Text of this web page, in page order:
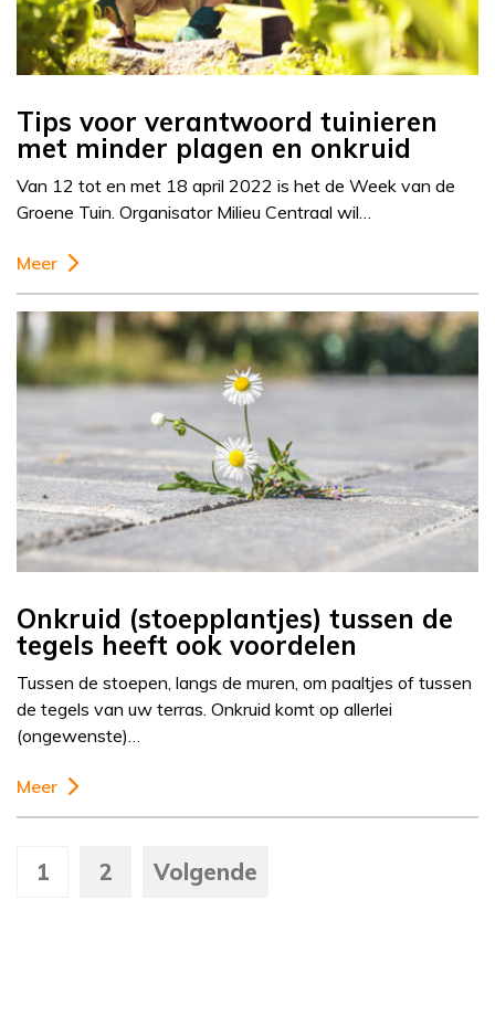
Tips voor verantwoord tuinieren
met minder plagen en onkruid
Van 12 tot en met 18 april 2022 is het de Week van de
Groene Tuin. Organisator Milieu Centraal wil…
Meer
Onkruid (stoepplantjes) tussen de
tegels heeft ook voordelen
Tussen de stoepen, langs de muren, om paaltjes of tussen
de tegels van uw terras. Onkruid komt op allerlei
(ongewenste)…
Meer
1 2 Volgende